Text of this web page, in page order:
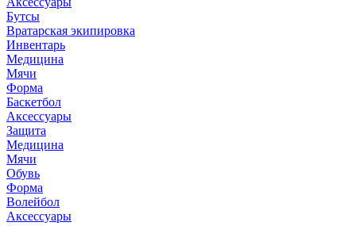
Бутсы
Вратарская экипировка
Инвентарь
Медицина
Мячи
Форма
Баскетбол
Аксессуары
Защита
Медицина
Мячи
Обувь
Форма
Волейбол
Аксессуары